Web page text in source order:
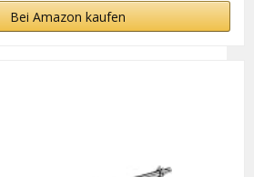
Bei Amazon kaufen